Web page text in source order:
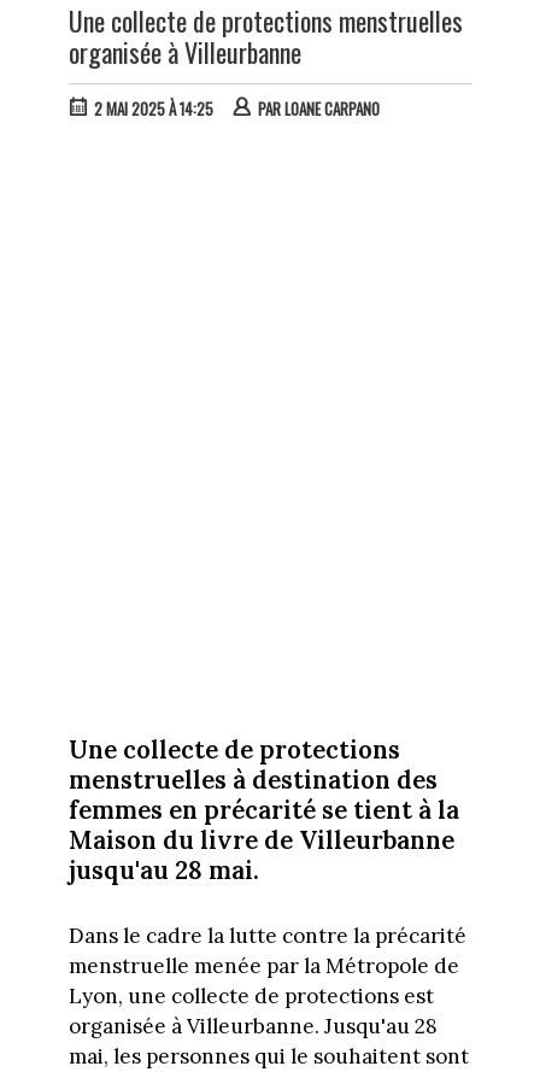
Une collecte de protections menstruelles
organisée à Villeurbanne
2 MAI 2025 À 14:25 PARLOANE CARPANO
Une collecte de protections
menstruelles à destination des
femmes en précarité se tient à la
Maison du livre de Villeurbanne
jusqu'au 28 mai.
Dans le cadre la lutte contre la précarité
menstruelle menée par la Métropole de
Lyon, une collecte de protections est
organisée à Villeurbanne. Jusqu'au 28
mai, les personnes qui le souhaitent sont